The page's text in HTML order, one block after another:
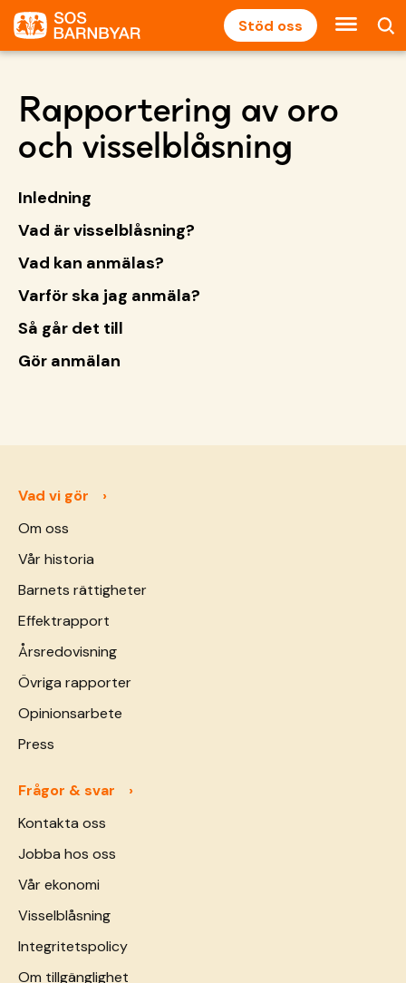
Stöd oss
Rapportering av oro
och visselblåsning
Inledning
Vad är visselblåsning?
Vad kan anmälas?
Varför ska jag anmäla?
Så går det till
Gör anmälan
Vad vi gör
Om oss
Vår historia
Barnets rättigheter
Effektrapport
Årsredovisning
Övriga rapporter
Opinionsarbete
Press
Frågor & svar
Kontakta oss
Jobba hos oss
Vår ekonomi
Visselblåsning
Integritetspolicy
Om tillgänglighet